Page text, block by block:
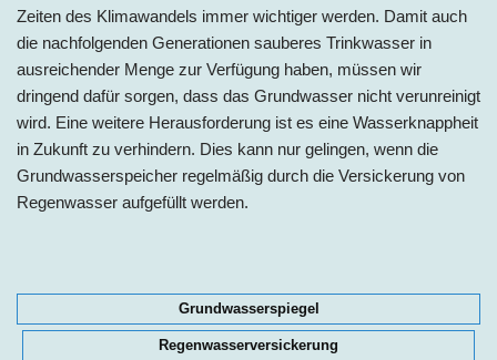
Zeiten des Klimawandels immer wichtiger werden. Damit auch
die nachfolgenden Generationen sauberes Trinkwasser in
ausreichender Menge zur Verfügung haben, müssen wir
dringend dafür sorgen, dass das Grundwasser nicht verunreinigt
wird. Eine weitere Herausforderung ist es eine Wasserknappheit
in Zukunft zu verhindern. Dies kann nur gelingen, wenn die
Grundwasserspeicher regelmäßig durch die Versickerung von
Regenwasser aufgefüllt werden.
Grundwasserspiegel
Regenwasserversickerung